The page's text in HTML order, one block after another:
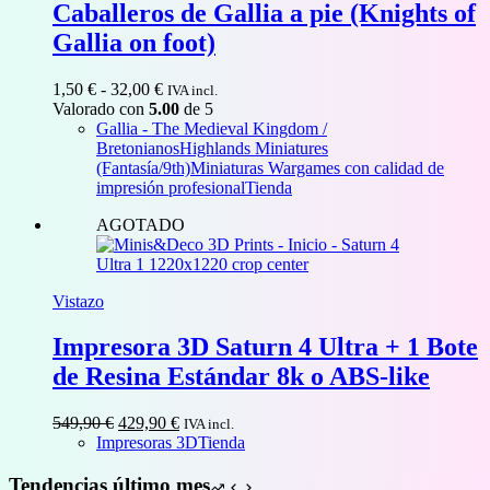
Caballeros de Gallia a pie (Knights of
Gallia on foot)
1,50 € - 32,00 €Rango
de
precios:
desde
1,50 €
hasta
IVA incl.
Valorado con 5.00 de 5
Gallia - The Medieval Kingdom /
BretonianosHighlands Miniatures
(Fantasía/9th)Miniaturas Wargames con calidad de
impresión profesionalTienda
AGOTADO
Vistazo
Impresora 3D Saturn 4 Ultra + 1 Bote
de Resina Estándar 8k o ABS-like
549,90€ El
precio
era:
429,90 €El
precio
es:
IVA incl.
Impresoras 3DTienda
Tendencias último mes